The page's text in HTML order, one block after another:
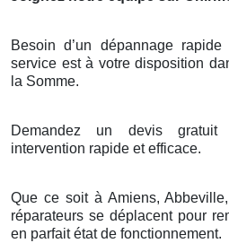
Besoin d’un dépannage
service està votre disposition
la Somme.
Demandez un devis gratuit
intervention rapide et efficace.
Que ce soit à Amiens,
réparateurs se déplacent pour
en parfait état de fonctionnement.